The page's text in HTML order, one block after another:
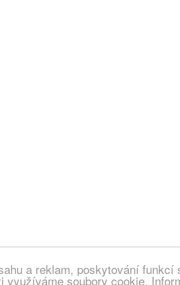
a reklam, poskytování
využíváme soubory cookie.